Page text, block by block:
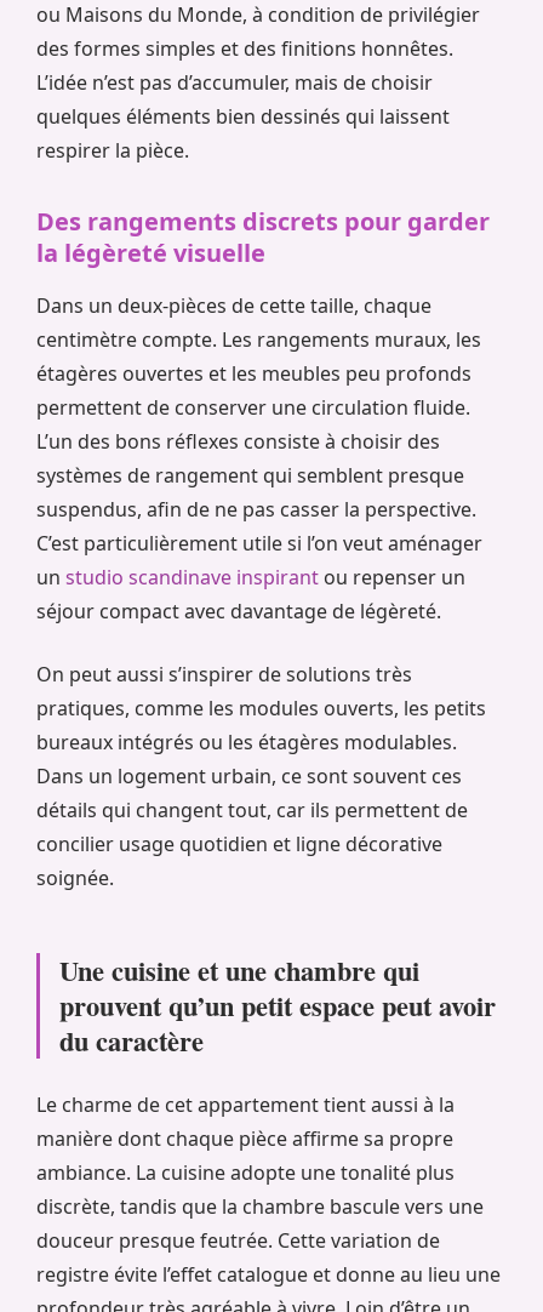
ou Maisons du Monde, à condition de privilégier
des formes simples et des finitions honnêtes.
L’idée n’est pas d’accumuler, mais de choisir
quelques éléments bien dessinés qui laissent
respirer la pièce.
Des rangements discrets pour garder
la légèreté visuelle
Dans un deux-pièces de cette taille, chaque
centimètre compte. Les rangements muraux, les
étagères ouvertes et les meubles peu profonds
permettent de conserver une circulation fluide.
L’un des bons réflexes consiste à choisir des
systèmes de rangement qui semblent presque
suspendus, afin de ne pas casser la perspective.
C’est particulièrement utile si l’on veut aménager
un studio scandinave inspirant ou repenser un
séjour compact avec davantage de légèreté.
On peut aussi s’inspirer de solutions très
pratiques, comme les modules ouverts, les petits
bureaux intégrés ou les étagères modulables.
Dans un logement urbain, ce sont souvent ces
détails qui changent tout, car ils permettent de
concilier usage quotidien et ligne décorative
soignée.
Une cuisine et une chambre qui
prouvent qu’un petit espace peut avoir
du caractère
Le charme de cet appartement tient aussi à la
manière dont chaque pièce affirme sa propre
ambiance. La cuisine adopte une tonalité plus
discrète, tandis que la chambre bascule vers une
douceur presque feutrée. Cette variation de
registre évite l’effet catalogue et donne au lieu une